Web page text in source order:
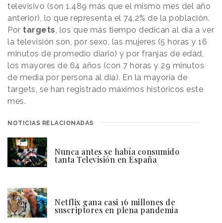
televisivo (son 1.489 más que el mismo mes del año
anterior), lo que representa el 74,2% de la población.
Por targets, los que más tiempo dedican al día a ver
la televisión son, por sexo, las mujeres (5 horas y 16
minutos de promedio diario) y por franjas de edad,
los mayores de 64 años (con 7 horas y 29 minutos
de media por persona al día). En la mayoría de
targets, se han registrado máximos históricos este
mes.
NOTICIAS RELACIONADAS
Nunca antes se había consumido
tanta Televisión en España
Netflix gana casi 16 millones de
suscriptores en plena pandemia